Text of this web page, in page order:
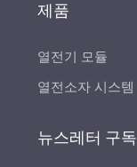
제품
열전기 모듈
열전소자 시스템
뉴스레터 구독